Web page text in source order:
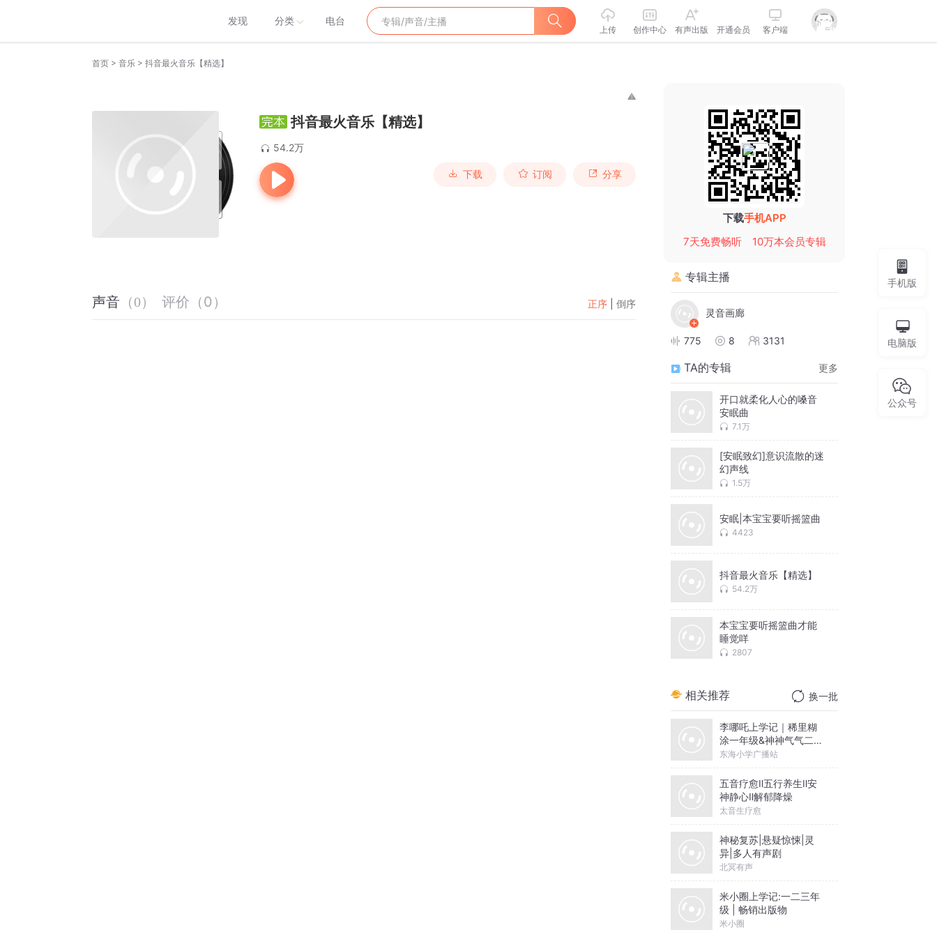
发现 分类 电台
上传 创作中心 有声出版 开通会员 客户端
首页 > 音乐 > 抖音最火音乐【精选】
抖音最火音乐【精选】
54.2万
下载 订阅 分享
声音 （0） 评价 （0 ） 正序 倒序
下载手机APP
7天免费畅听
10万本会员专辑
专辑主播
灵音画廊
775 8 3131
TA的专辑 更多
开口就柔化人心的嗓音
安眠曲
7.1万
[安眠致幻]意识流散的迷
幻声线
1.5万
安眠|本宝宝要听摇篮曲
4423
抖音最火音乐【精选】
54.2万
本宝宝要听摇篮曲才能
睡觉咩
2807
相关推荐 换一批
李哪吒上学记｜稀里糊
涂一年级&神神气气二年
级
东海小学广播站
五音疗愈Ⅱ五行养生Ⅱ安
神静心Ⅱ解郁降燥
太音生疗愈
神秘复苏|悬疑惊悚|灵
异|多人有声剧
北冥有声
米小圈上学记:一二三年
级 | 畅销出版物
米小圈
手机版
电脑版
公众号